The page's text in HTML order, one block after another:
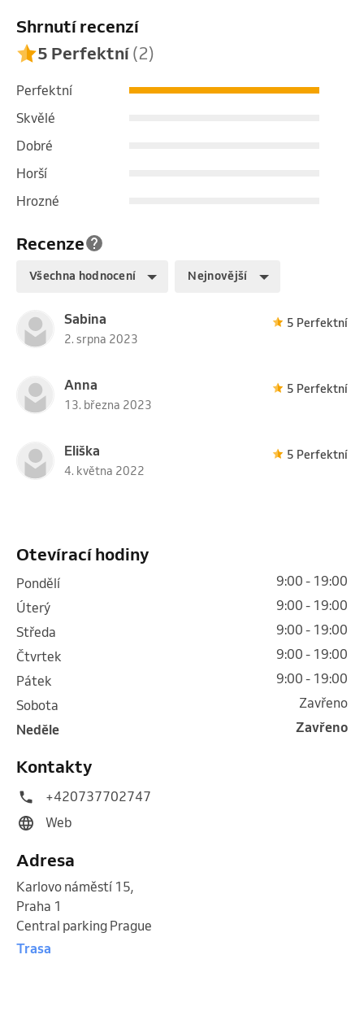
Recenze
Všechna hodnocení Nejnovější
Sabina
2. srpna 2023
5 Perfektní
Anna
13. března 2023
5 Perfektní
Eliška
4. května 2022
5 Perfektní
Shrnutí recenzí
5 Perfektní(2)
Perfektní
Skvělé
Dobré
Horší
Hrozné
Otevírací hodiny
pondělí
9:00 - 19:00
úterý
9:00 - 19:00
středa
9:00 - 19:00
čtvrtek
9:00 - 19:00
pátek
9:00 - 19:00
sobota
Zavřeno
neděle
Zavřeno
Kontakty
+420737702747
Web
Adresa
Karlovo náměstí 15,
Praha 1
Central parking Prague
Trasa